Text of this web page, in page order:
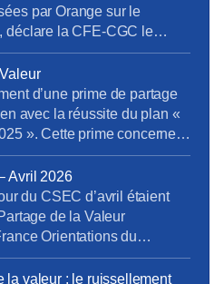
par Orange sur le
déclare la CFE-CGC le
syndicale s’exprime au
PPV, en lien avec la
Future 2023-2025 ». « La
une nouvelle fois une
[…]
d’une prime de partage
avec la réussite du plan «
». Cette prime concernera
de travail (CDI, CDD et
en activité et les
de la décision […]
Avril 2026
du CSEC d’avril étaient
de la Valeur
Orientations du
et Interventions (BLI)
Entreprises France Projet
la valeur : le ruissellement